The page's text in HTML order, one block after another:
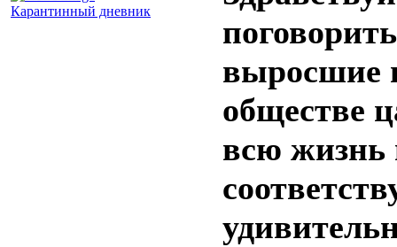
Карантинный дневник
выросшие
обществе
всю жизнь